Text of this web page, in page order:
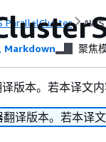
ParallelCluster
Markdown 聚焦
版本。若本译文
译版本。若本译